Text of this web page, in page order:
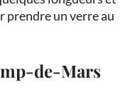
prendre un verre au
de-Mars